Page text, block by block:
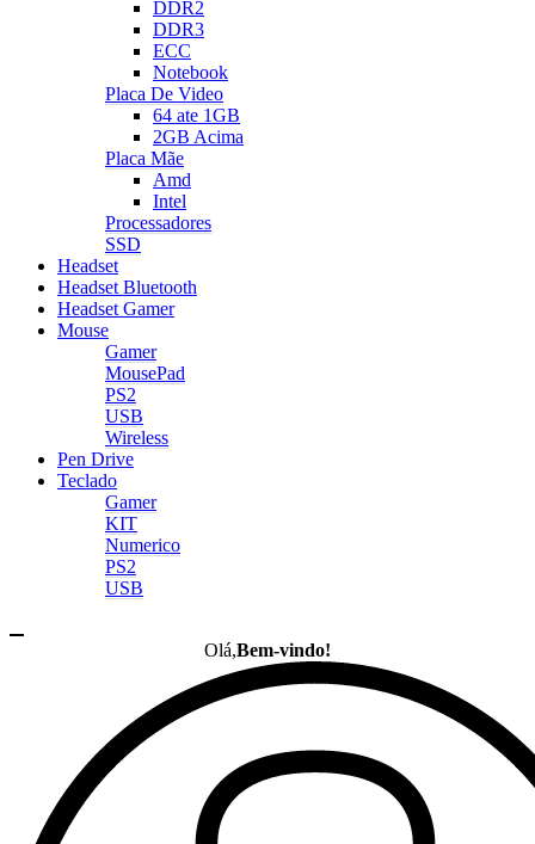
DDR2
DDR3
ECC
Notebook
Placa De Video
64 ate 1GB
2GB Acima
Placa Mãe
Amd
Intel
Processadores
SSD
Headset
Headset Bluetooth
Headset Gamer
Mouse
Gamer
MousePad
PS2
USB
Wireless
Pen Drive
Teclado
Gamer
KIT
Numerico
PS2
USB
Olá,Bem-vindo!